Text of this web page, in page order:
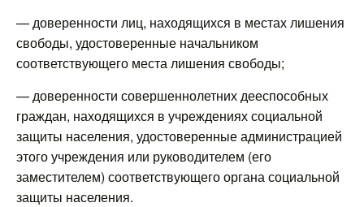
— доверенности лиц, находящихся в местах лишения
свободы, удостоверенные начальником
соответствующего места лишения свободы;
— доверенности совершеннолетних дееспособных
граждан, находящихся в учреждениях социальной
защиты населения, удостоверенные администрацией
этого учреждения или руководителем (его
заместителем) соответствующего органа социальной
защиты населения.